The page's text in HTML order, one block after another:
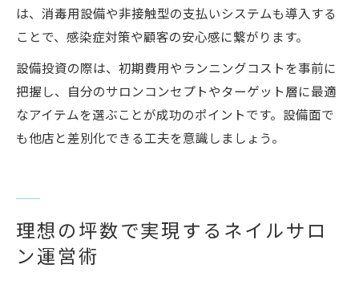
は、消毒用設備や非接触型の支払いシステムも導入する
ことで、感染症対策や顧客の安心感に繋がります。
設備投資の際は、初期費用やランニングコストを事前に
把握し、自分のサロンコンセプトやターゲット層に最適
なアイテムを選ぶことが成功のポイントです。設備面で
も他店と差別化できる工夫を意識しましょう。
理想の坪数で実現するネイルサロ
ン運営術